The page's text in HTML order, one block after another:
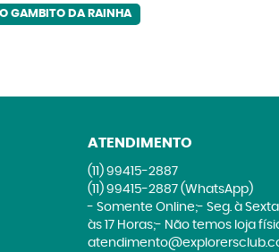
GAMBITO DA RAINHA
ATENDIMENTO
(11) 99415-2887
(11) 99415-2887 (WhatsApp)
- Somente Online;- Seg. à Sexta
às 17 Horas;- Não temos loja